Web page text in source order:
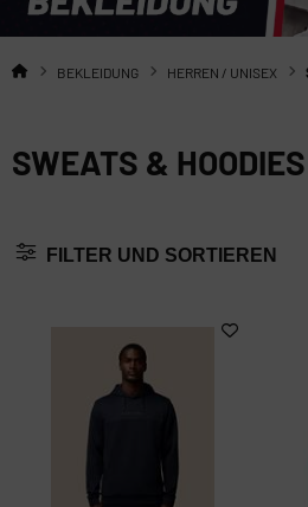
BEKLEIDUNG HERREN / UNISEX
SWEATS & HOODIES
FILTER UND SORTIEREN